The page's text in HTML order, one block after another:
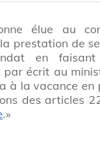
élue au
prestation de
en
par écrit au
à la vacance en
des articles
.»